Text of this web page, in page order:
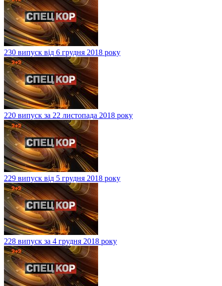
230 випуск від 6 грудня 2018 року
220 випуск за 22 листопада 2018 року
229 випуск від 5 грудня 2018 року
228 випуск за 4 грудня 2018 року